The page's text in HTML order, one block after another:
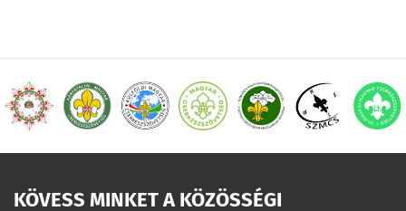
KÖVESS MINKET A KÖZÖSSÉGI